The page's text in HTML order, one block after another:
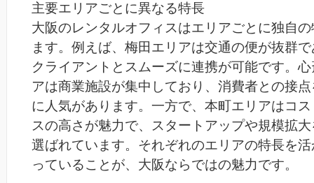
主要エリアごとに異なる特長
大阪のレンタルオフィスはエリアごとに独自
ます。例えば、梅田エリアは交通の便が抜群
クライアントとスムーズに連携が可能です。
アは商業施設が集中しており、消費者との接
に人気があります。一方で、本町エリアはコ
スの高さが魅力で、スタートアップや規模拡
選ばれています。それぞれのエリアの特長を
っていることが、大阪ならではの魅力です。